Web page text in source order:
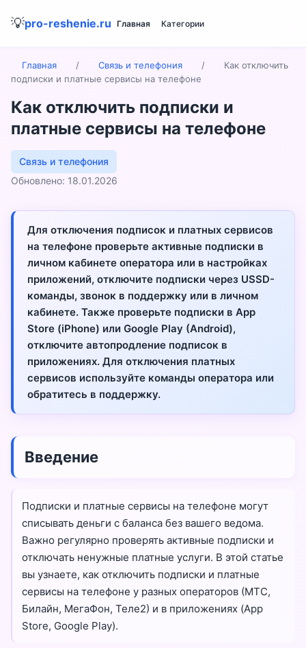
💡pro-reshenie.ru Главная Категории
Главная / Связь и телефония /
Как отключить
подписки и платные сервисы на телефоне
Как отключить подписки и
платные сервисы на телефоне
Связь и телефония
Обновлено: 18.01.2026
Для отключения подписок и платных сервисов
на телефоне проверьте активные подписки в
личном кабинете оператора или в настройках
приложений, отключите подписки через USSD-
команды, звонок в поддержку или в личном
кабинете. Также проверьте подписки в App
Store (iPhone) или Google Play (Android),
отключите автопродление подписок в
приложениях. Для отключения платных
сервисов используйте команды оператора или
обратитесь в поддержку.
Введение
Подписки и платные сервисы на телефоне могут
списывать деньги с баланса без вашего ведома.
Важно регулярно проверять активные подписки и
отключать ненужные платные услуги. В этой статье
вы узнаете, как отключить подписки и платные
сервисы на телефоне у разных операторов (МТС,
Билайн, МегаФон, Теле2) и в приложениях (App
Store, Google Play).